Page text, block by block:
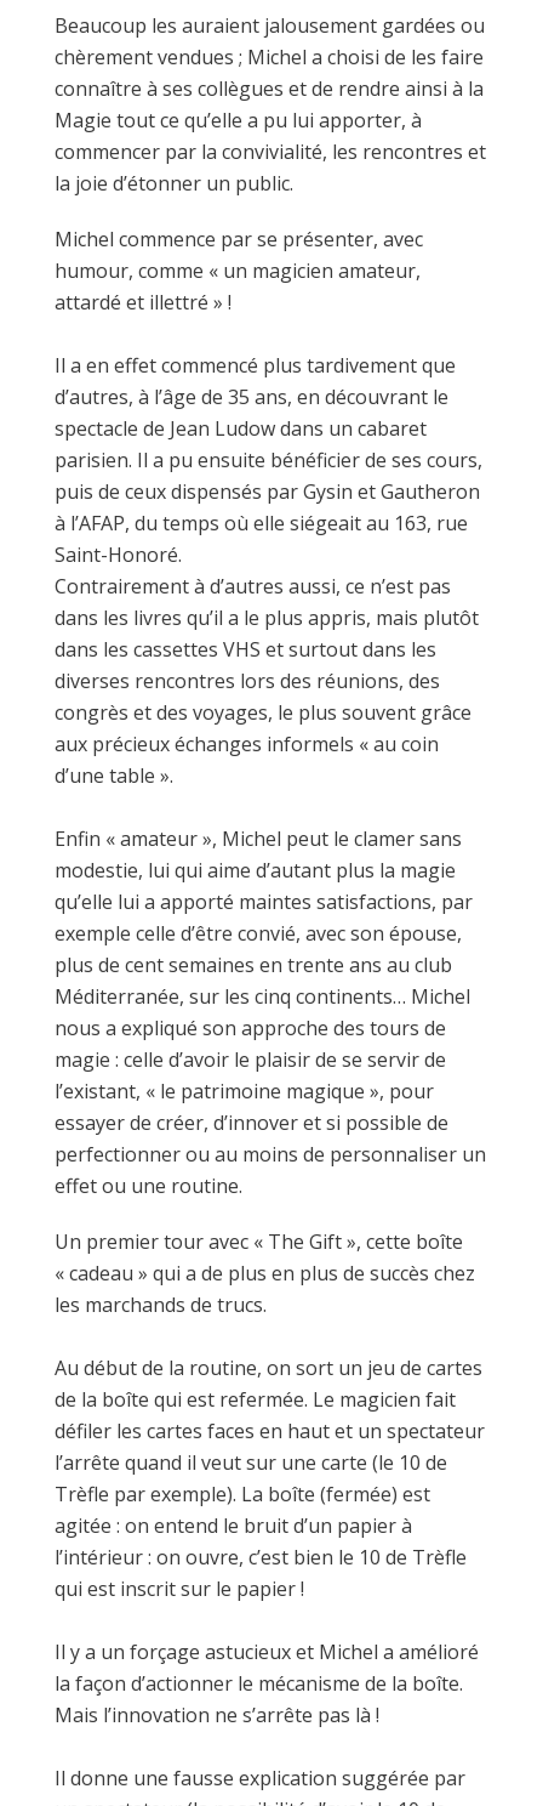
Beaucoup les auraient jalousement gardées ou
chèrement vendues ; Michel a choisi de les faire
connaître à ses collègues et de rendre ainsi à la
Magie tout ce qu’elle a pu lui apporter, à
commencer par la convivialité, les rencontres et
la joie d’étonner un public.
Michel commence par se présenter, avec
humour, comme « un magicien amateur,
attardé et illettré » !
Il a en effet commencé plus tardivement que
d’autres, à l’âge de 35 ans, en découvrant le
spectacle de Jean Ludow dans un cabaret
parisien. Il a pu ensuite bénéficier de ses cours,
puis de ceux dispensés par Gysin et Gautheron
à l’AFAP, du temps où elle siégeait au 163, rue
Saint-Honoré.
Contrairement à d’autres aussi, ce n’est pas
dans les livres qu’il a le plus appris, mais plutôt
dans les cassettes VHS et surtout dans les
diverses rencontres lors des réunions, des
congrès et des voyages, le plus souvent grâce
aux précieux échanges informels « au coin
d’une table ».
Enfin « amateur », Michel peut le clamer sans
modestie, lui qui aime d’autant plus la magie
qu’elle lui a apporté maintes satisfactions, par
exemple celle d’être convié, avec son épouse,
plus de cent semaines en trente ans au club
Méditerranée, sur les cinq continents… Michel
nous a expliqué son approche des tours de
magie : celle d’avoir le plaisir de se servir de
l’existant, « le patrimoine magique », pour
essayer de créer, d’innover et si possible de
perfectionner ou au moins de personnaliser un
effet ou une routine.
Un premier tour avec « The Gift », cette boîte
« cadeau » qui a de plus en plus de succès chez
les marchands de trucs.
Au début de la routine, on sort un jeu de cartes
de la boîte qui est refermée. Le magicien fait
défiler les cartes faces en haut et un spectateur
l’arrête quand il veut sur une carte (le 10 de
Trèfle par exemple). La boîte (fermée) est
agitée : on entend le bruit d’un papier à
l’intérieur : on ouvre, c’est bien le 10 de Trèfle
qui est inscrit sur le papier !
Il y a un forçage astucieux et Michel a amélioré
la façon d’actionner le mécanisme de la boîte.
Mais l’innovation ne s’arrête pas là !
Il donne une fausse explication suggérée par